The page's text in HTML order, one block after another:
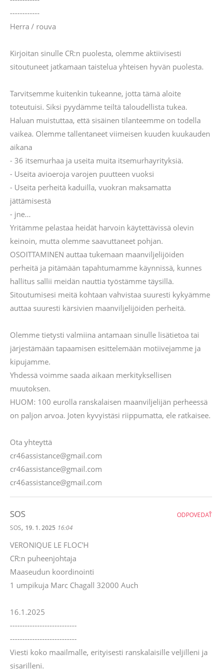
------------
Herra / rouva
Kirjoitan sinulle CR:n puolesta, olemme aktiivisesti
sitoutuneet jatkamaan taistelua yhteisen hyvän puolesta.
Tarvitsemme kuitenkin tukeanne, jotta tämä aloite
toteutuisi. Siksi pyydämme teiltä taloudellista tukea.
Haluan muistuttaa, että sisäinen tilanteemme on todella
vaikea. Olemme tallentaneet viimeisen kuuden kuukauden
aikana
- 36 itsemurhaa ja useita muita itsemurhayrityksiä.
- Useita avioeroja varojen puutteen vuoksi
- Useita perheitä kaduilla, vuokran maksamatta
jättämisestä
- jne...
Yritämme pelastaa heidät harvoin käytettävissä olevin
keinoin, mutta olemme saavuttaneet pohjan.
OSOITTAMINEN auttaa tukemaan maanviljelijöiden
perheitä ja pitämään tapahtumamme käynnissä, kunnes
hallitus sallii meidän nauttia työstämme täysillä.
Sitoutumisesi meitä kohtaan vahvistaa suuresti kykyämme
auttaa suuresti kärsivien maanviljelijöiden perheitä.
Olemme tietysti valmiina antamaan sinulle lisätietoa tai
järjestämään tapaamisen esittelemään motiivejamme ja
kipujamme.
Yhdessä voimme saada aikaan merkityksellisen
muutoksen.
HUOM: 100 eurolla ranskalaisen maanviljelijän perheessä
on paljon arvoa. Joten kyvyistäsi riippumatta, ele ratkaisee.
Ota yhteyttä
cr46assistance@gmail.com
cr46assistance@gmail.com
cr46assistance@gmail.com
SOS
SOS, 19. 1. 2025 16:04
VERONIQUE LE FLOC'H
CR:n puheenjohtaja
Maaseudun koordinointi
1 umpikuja Marc Chagall 32000 Auch
16.1.2025
---------------------------
---------------------------
Viesti koko maailmalle, erityisesti ranskalaisille veljilleni ja
sisarilleni.
ODPOVEDAŤ